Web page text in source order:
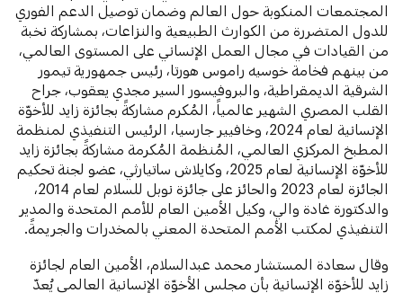
المجتمعات المنكوبة حول العالم وضمان توصيل الدعم الفوري
للدول المتضررة من الكوارث الطبيعية والنزاعات، بمشاركة نخبة
من القيادات في مجال العمل الإنساني على المستوى العالمي،
من بينهم فخامة خوسيه راموس هورتا، رئيس جمهورية تيمور
الشرقية الديمقراطية، والبروفيسور السير مجدي يعقوب، جراح
القلب المصري الشهير عالمياً، المُكرم مشاركةً بجائزة زايد للأخوّة
الإنسانية لعام 2024، وخافيير جارسيا، الرئيس التنفيذي لمنظمة
المطبخ المركزي العالمي، المُنظمة المُكرمة مشاركةً بجائزة زايد
للأخوّة الإنسانية لعام 2025، وكايلاش ساتيارثي، عضو لجنة تحكيم
الجائزة لعام 2023 والحائز على جائزة نوبل للسلام لعام 2014،
والدكتورة غادة والي، وكيل الأمين العام للأمم المتحدة والمدير
التنفيذي لمكتب الأمم المتحدة المعني بالمخدرات والجريمةً.
وقال سعادة المستشار محمد عبدالسلام، الأمين العام لجائزة
زايد للأخوّة الإنسانية بأن مجلس الأخوّة الإنسانية العالمي يُعدّ